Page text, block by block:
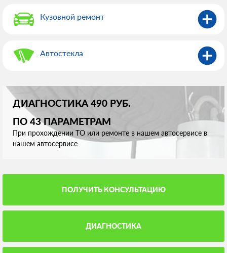
Кузовной ремонт
Автостекла
ДИАГНОСТИКА 490 РУБ.
ПО 43 ПАРАМЕТРАМ
При прохождении ТО или ремонте в нашем автосервисе в
нашем автосервисе
ПОЛУЧИТЬ КОНСУЛЬТАЦИЮ
ДИАГНОСТИКА